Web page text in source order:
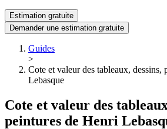
Estimation gratuite
Demander une estimation gratuite
Guides
>
Cote et valeur des tableaux, dessins,
Lebasque
Cote et valeur des
peintures de Henri